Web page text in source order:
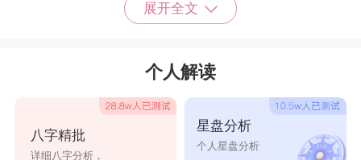
蒲俊钻 蒲玉华
蒲鲸亦 蒲鲸宇 蒲鲸羽 蒲鲸字
蒲扩帆 蒲君君 蒲宇涵 蒲有法
展开全文
个人解读
八字精批
详细八字分析，
星盘分析
个人星盘分析